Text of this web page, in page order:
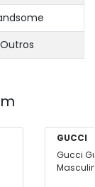
Outros
GUCCI
Gucci